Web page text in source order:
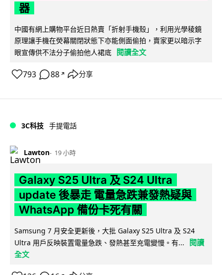
器
中國有網上購物平台近日熱賣「折射手機殼」，利用光學稜鏡
原理讓手機在熒幕關閉狀態下亦能側面偷拍，賣家更以暗示字
眼宣傳供不法分子偷拍他人裙底 閱讀全文
793 88 ↗ 分享
3C科技 手提電話
Lawton 19 小時
Galaxy S25 Ultra 及 S24 Ultra
update 後暴走 電量急跌兼發熱疑與
WhatsApp 備份卡死有關
Samsung 7 月安全更新後，大批 Galaxy S25 Ultra 及 S24
Ultra 用戶反映裝置電量急跌、發熱甚至充電變慢。有...
閱讀
全文